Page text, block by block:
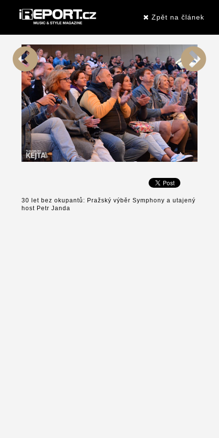
Zpět na článek
30 let bez okupantů: Pražský výběr Symphony a utajený
host Petr Janda